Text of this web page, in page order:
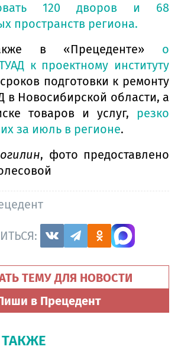
120 дворов и 68
пространств региона.
в «Прецеденте» о
к проектному институту
подготовки к ремонту
в Новосибирской области, а
товаров и услуг, резко
за июль в регионе.
, фото предоставлено
ТЕМУ ДЛЯ НОВОСТИ
в Прецедент